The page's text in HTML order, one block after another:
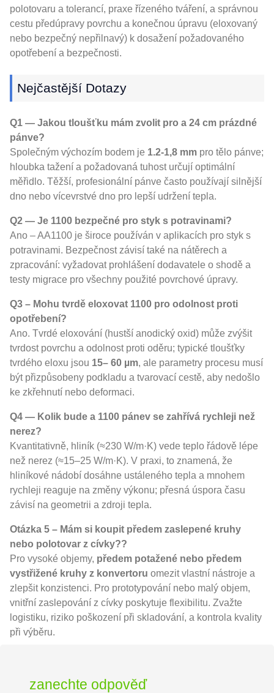
polotovaru a tolerancí, praxe řízeného tváření, a správnou
cestu předúpravy povrchu a konečnou úpravu (eloxovaný
nebo bezpečný nepřilnavý) k dosažení požadovaného
opotřebení a bezpečnosti.
Nejčastější Dotazy
Q1 — Jakou tloušťku mám zvolit pro a 24 cm prázdné
pánve?
Společným výchozím bodem je 1.2-1,8 mm pro tělo pánve;
hloubka tažení a požadovaná tuhost určují optimální
měřidlo. Těžší, profesionální pánve často používají silnější
dno nebo vícevrstvé dno pro lepší udržení tepla.
Q2 — Je 1100 bezpečné pro styk s potravinami?
Ano – AA1100 je široce používán v aplikacích pro styk s
potravinami. Bezpečnost závisí také na nátěrech a
zpracování: vyžadovat prohlášení dodavatele o shodě a
testy migrace pro všechny použité povrchové úpravy.
Q3 – Mohu tvrdě eloxovat 1100 pro odolnost proti
opotřebení?
Ano. Tvrdé eloxování (hustší anodický oxid) může zvýšit
tvrdost povrchu a odolnost proti oděru; typické tloušťky
tvrdého eloxu jsou 15– 60 µm, ale parametry procesu musí
být přizpůsobeny podkladu a tvarovací cestě, aby nedošlo
ke zkřehnutí nebo deformaci.
Q4 — Kolik bude a 1100 pánev se zahřívá rychleji než
nerez?
Kvantitativně, hliník (≈230 W/m·K) vede teplo řádově lépe
než nerez (≈15–25 W/m·K). V praxi, to znamená, že
hliníkové nádobí dosáhne ustáleného tepla a mnohem
rychleji reaguje na změny výkonu; přesná úspora času
závisí na geometrii a zdroji tepla.
Otázka 5 – Mám si koupit předem zaslepené kruhy
nebo polotovar z cívky??
Pro vysoké objemy, předem potažené nebo předem
vystřižené kruhy z konvertoru omezit vlastní nástroje a
zlepšit konzistenci. Pro prototypování nebo malý objem,
vnitřní zaslepování z cívky poskytuje flexibilitu. Zvažte
logistiku, riziko poškození při skladování, a kontrola kvality
při výběru.
zanechte odpověď